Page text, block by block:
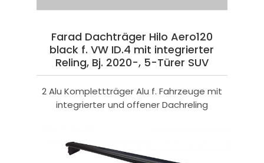
Farad Dachträger Hilo Aero120
black f. VW ID.4 mit integrierter
Reling, Bj. 2020-, 5-Türer SUV
2 Alu Komplettträger Alu f. Fahrzeuge mit
integrierter und offener Dachreling